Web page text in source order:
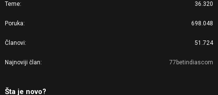
Teme 36.320
Poruka 698.048
Članovi 51.724
Najnoviji član 77betindiascom
Šta je novo?